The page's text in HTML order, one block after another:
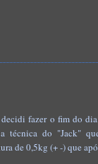
fazer o fim do
técnica do "Jack"
de 0,5kg (+ -) que